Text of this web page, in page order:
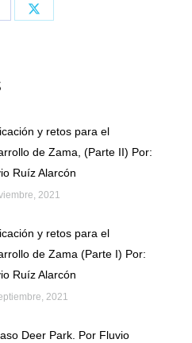
Share
y retos para el
de Zama, (Parte II) Por:
Ruíz Alarcón
2021
y retos para el
de Zama (Parte I) Por:
Ruíz Alarcón
2021
Deer Park. Por Fluvio